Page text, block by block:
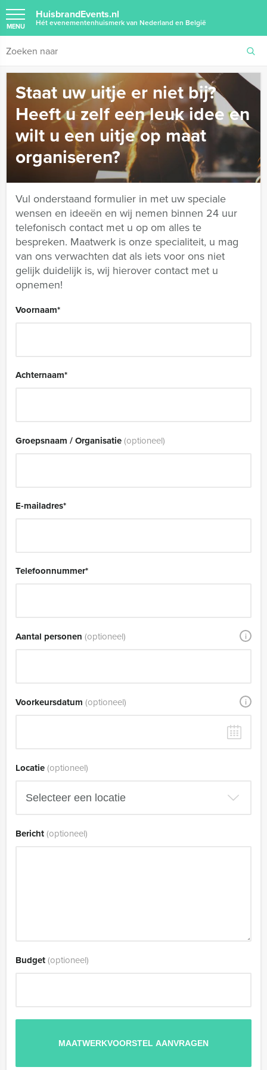
HuisbrandEvents.nl
Hét evenementenhuismerk van Nederland en België
MENU
Staat uw uitje er niet bij?
Heeft u zelf een leuk idee en
wilt u een uitje op maat
organiseren?
Vul onderstaand formulier in met uw speciale
wensen en ideeën en wij nemen binnen 24 uur
telefonisch contact met u op om alles te
bespreken. Maatwerk is onze specialiteit, u mag
van ons verwachten dat als iets voor ons niet
gelijk duidelijk is, wij hierover contact met u
opnemen!
Voornaam*
Achternaam*
Groepsnaam / Organisatie(optioneel)
E-mailadres*
Telefoonnummer*
Aantal personen (optioneel) i
Voorkeursdatum (optioneel) i
Locatie(optioneel)
Bericht(optioneel)
Budget(optioneel)